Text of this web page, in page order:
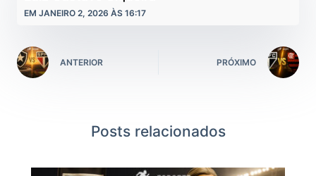
EM JANEIRO 2, 2026 ÀS 16:17
ANTERIOR PRÓXIMO
Posts relacionados